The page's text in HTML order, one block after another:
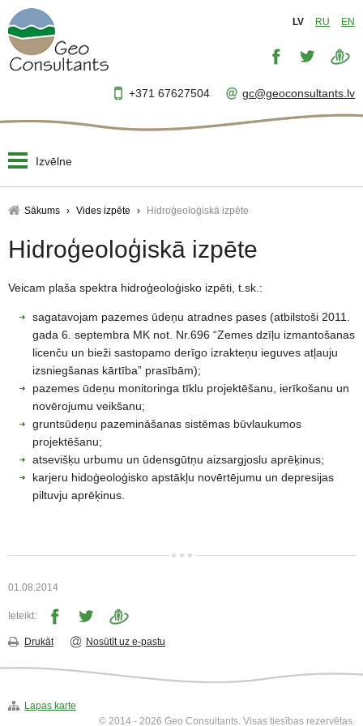
LV RU EN
+371 67627504 gc@geoconsultants.lv
Izvēlne
Par mums
Projektēšana
Uzraudzība ▼
Vides izpēte
Laboratorija
Kontakti
Sākums Vides izpēte Hidroģeoloģiskā izpēte
Hidroģeoloģiskā izpēte
Veicam plaša spektra hidroģeoloģisko izpēti, t.sk.:
sagatavojam pazemes ūdeņu atradnes pases (atbilstoši 2011.
gada 6. septembra MK not. Nr.696 “Zemes dzīļu izmantošanas
licenču un bieži sastopamo derīgo izrakteņu ieguves atļauju
izsniegšanas kārtība” prasībām);
pazemes ūdeņu monitoringa tīklu projektēšanu, ierīkošanu un
novērojumu veikšanu;
gruntsūdeņu pazemināšanas sistēmas būvlaukumos
projektēšanu;
atsevišķu urbumu un ūdensgūtņu aizsargjoslu aprēķinus;
karjeru hidoģeoloģisko apstākļu novērtējumu un depresijas
piltuvju aprēķinus.
01.08.2014
Ieteikt:
Drukāt Nosūtīt uz e-pastu
Lapas karte
© 2014 - 2026 Geo Consultants. Visas tiesības rezervētas.